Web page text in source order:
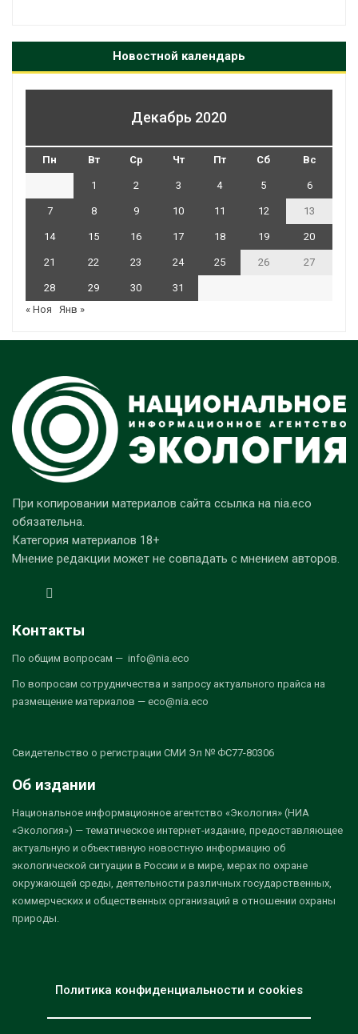
Новостной календарь
Декабрь 2020
Пн Вт Ср Чт Пт Сб Вс
1 2 3 4 5 6
7 8 9 10 11 12 13
14 15 16 17 18 19 20
21 22 23 24 25 26 27
28 29 30
31
« Ноя
Янв »
При копировании материалов сайта ссылка на nia.eco
обязательна.
Категория материалов 18+
Мнение редакции может не совпадать с мнением авторов.
Контакты
По общим вопросам — info@nia.eco
По вопросам сотрудничества и запросу актуального прайса на
размещение материалов — eco@nia.eco
Свидетельство о регистрации СМИ Эл № ФС77-80306
Об издании
Национальное информационное агентство «Экология» (НИА
«Экология») — тематическое интернет-издание, предоставляющее
актуальную и объективную новостную информацию об
экологической ситуации в России и в мире, мерах по охране
окружающей среды, деятельности различных государственных,
коммерческих и общественных организаций в отношении охраны
природы.
Политика конфиденциальности и cookies